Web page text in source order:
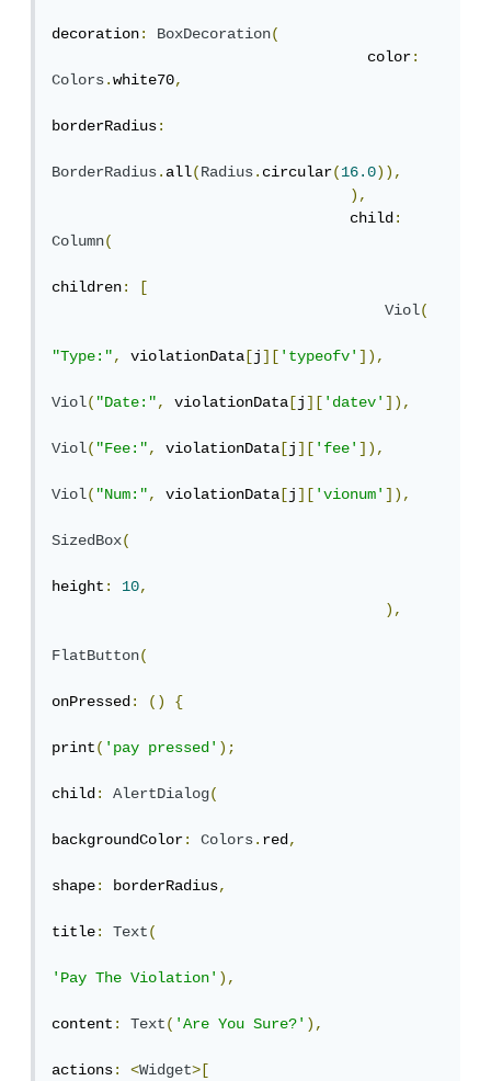
decoration: BoxDecoration(
                                    color
:
Colors.white70,
borderRadius:
BorderRadius.all(Radius.circular(16.0)),
),
                                  child
:
Column(
children:
[
Viol(
"Type:", violationData [j]['typeofv']),
Viol("Date:", violationData [j]['datev']),
Viol("Fee:", violationData [j]['fee']),
Viol("Num:", violationData [j]['vionum']),
SizedBox(
height: 10,
),
FlatButton(
onPressed: () {
print('pay pressed');
child: AlertDialog(
backgroundColor: Colors.red,
shape: borderRadius,
title: Text(
'Pay The Violation'),
content: Text('Are You Sure?'),
actions: <Widget>[